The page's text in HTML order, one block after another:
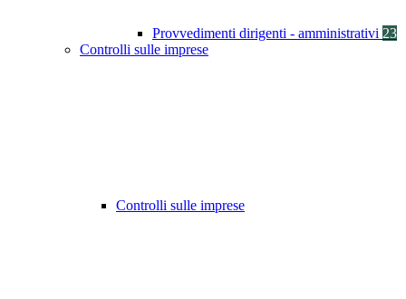
Provvedimenti dirigenti - amministrativi 23
Controlli sulle imprese
Controlli sulle imprese